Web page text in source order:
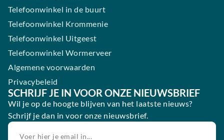
Telefoonwinkel in de buurt
Telefoonwinkel Krommenie
Telefoonwinkel Uitgeest
Telefoonwinkel Wormerveer
Algemene voorwaarden
Privacybeleid
SCHRIJF JE IN VOOR ONZE NIEUWSBRIEF
Wil je op de hoogte blijven van het laatste nieuws?
Schrijf je dan in voor onze nieuwsbrief.